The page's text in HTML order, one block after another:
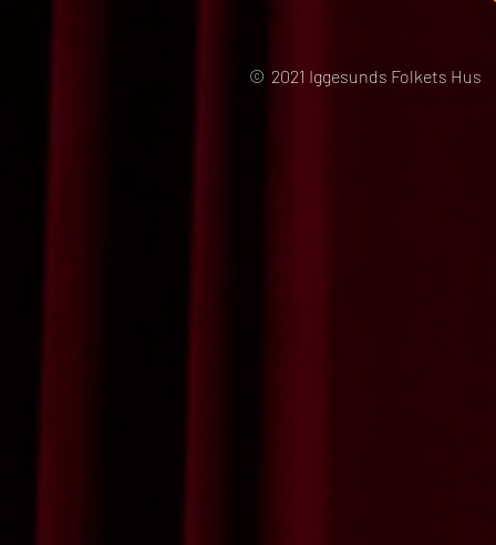
© 2021 Iggesunds Folkets